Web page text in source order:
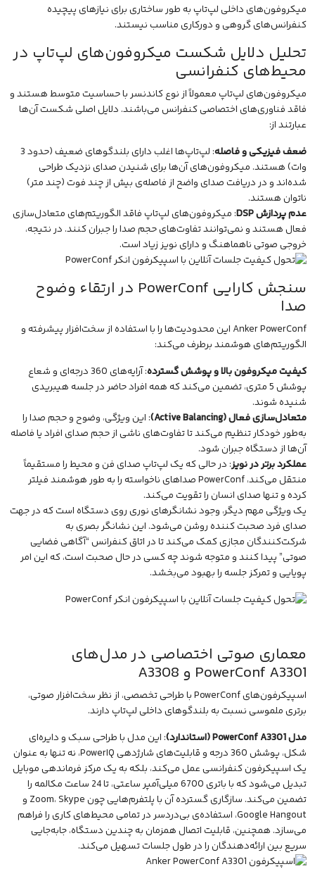
میکروفون‌های داخلی لپ‌تاپ به طور ساختاری برای نیازهای پیچیده
کنفرانس‌های گروهی و دورکاری مناسب نیستند.
تحلیل دلایل شکست میکروفون‌های لپ‌تاپ در
محیط‌های کنفرانسی
میکروفون‌های لپ‌تاپ معمولاً از نوع کاندنسر با حساسیت متوسط هستند و
فاقد فناوری‌های اختصاصی کنفرانس می‌باشند. دلایل اصلی شکست آن‌ها
عبارتند از:
ضعف فیزیکی و فاصله
: لپ‌تاپ‌ها اغلب دارای بلندگوهای ضعیف (حدود 3
وات) هستند. میکروفون‌های آن‌ها برای شنیدن صدای نزدیک طراحی
شده‌اند و در دریافت صدای واضح از فاصله‌ی بیش از چند فوت (چند متر)
ناتوان هستند.
عدم پردازش DSP
: میکروفون‌های لپ‌تاپ فاقد الگوریتم‌های متعادل‌سازی
فعال هستند و نمی‌توانند تفاوت‌های حجم صدا را جبران کنند. در نتیجه،
خروجی صوتی ناهماهنگ و دارای نویز زیاد است.
سنجش کارایی PowerConf در ارتقاء وضوح
صدا
Anker PowerConf این محدودیت‌ها را با استفاده از سخت‌افزار پیشرفته و
الگوریتم‌های هوشمند برطرف می‌کند:
کیفیت میکروفون بالا و پوشش گسترده
: آرایه‌های 360 درجه‌ای و شعاع
پوشش 5 متری، تضمین می‌کند که همه افراد حاضر در جلسه هیبریدی
شنیده شوند.
متعادل‌سازی فعال (Active Balancing)
: این ویژگی، وضوح و حجم صدا را
به‌طور خودکار تنظیم می‌کند تا تفاوت‌های ناشی از حجم صدای افراد یا فاصله
آن‌ها از دستگاه جبران شود.
عملکرد برتر در نویز: در حالی که یک لپ‌تاپ صدای فن و محیط را مستقیماً
منتقل می‌کند، PowerConf صداهای ناخواسته را به طور هوشمند فیلتر
کرده و تنها صدای انسان را تقویت می‌کند.
یک ویژگی مهم دیگر، وجود نشانگرهای نوری روی دستگاه است که در جهت
صدای فرد صحبت کننده روشن می‌شود. این نشانگر بصری به
شرکت‌کنندگان مجازی کمک می‌کند تا در اتاق کنفرانس “آگاهی فضایی
صوتی” پیدا کنند و متوجه شوند چه کسی در حال صحبت است، که این امر
پویایی و تمرکز جلسه را بهبود می‌بخشد.
معماری صوتی اختصاصی در مدل‌های
PowerConf A3301 و A3308
اسپیکرفون‌های PowerConf با طراحی تخصصی، از نظر سخت‌افزار صوتی،
برتری ملموسی نسبت به بلندگوهای داخلی لپ‌تاپ دارند.
مدل PowerConf A3301 (استاندارد)
: این مدل با طراحی سبک و دایره‌ای
شکل، پوشش 360 درجه و قابلیت‌های شارژدهی PowerIQ، نه تنها به عنوان
یک اسپیکرفون کنفرانسی عمل می‌کند، بلکه به یک مرکز فرماندهی موبایل
تبدیل می‌شود که با باتری 6700 میلی‌آمپر ساعتی، تا 24 ساعت مکالمه را
تضمین می‌کند. سازگاری گسترده آن با پلتفرم‌هایی چون Zoom، Skype و
Google Hangout، استفاده‌ی بی‌دردسر در تمامی محیط‌های کاری را فراهم
می‌سازد. همچنین، قابلیت اتصال همزمان به چندین دستگاه، جابه‌جایی
سریع بین ارائه‌دهندگان را در طول جلسات تسهیل می‌کند.